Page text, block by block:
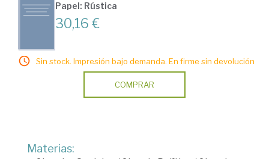
Papel: Rústica
30,16 €
Sin stock. Impresión bajo demanda. En firme sin devolución
COMPRAR
Materias: